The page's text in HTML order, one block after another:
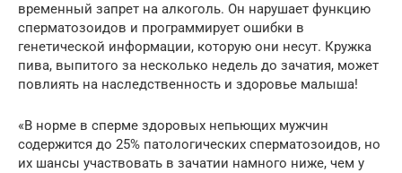
временный запрет на алкоголь. Он нарушает функцию
сперматозоидов и программирует ошибки в
генетической информации, которую они несут. Кружка
пива, выпитого за несколько недель до зачатия, может
повлиять на наследственность и здоровье малыша!
«В норме в сперме здоровых непьющих мужчин
содержится до 25% патологических сперматозоидов, но
их шансы участвовать в зачатии намного ниже, чем у